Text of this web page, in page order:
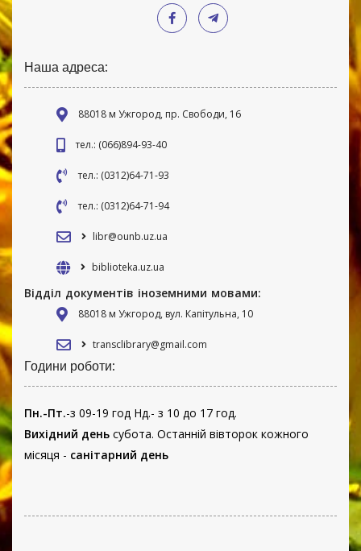
Наша адреса:
88018 м Ужгород, пр. Свободи, 16
тел.: (066)894-93-40
тел.: (0312)64-71-93
тел.: (0312)64-71-94
libr@ounb.uz.ua
biblioteka.uz.ua
Відділ документів іноземними мовами:
88018 м Ужгород, вул. Капітульна, 10
transclibrary@gmail.com
Години роботи:
Пн.-Пт.-з 09-19 год Нд.- з 10 до 17 год.
Вихідний день субота. Останній вівторок кожного
місяця - санітарний день